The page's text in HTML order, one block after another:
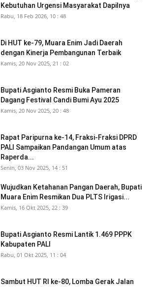
Kebutuhan Urgensi Masyarakat Dapilnya
Rabu, 18 Feb 2026, 10 : 48
Di HUT ke-79, Muara Enim Jadi Daerah
dengan Kinerja Pembangunan Terbaik
Kamis, 20 Nov 2025, 21 : 02
Bupati Asgianto Resmi Buka Pameran
Dagang Festival Candi Bumi Ayu 2025
Kamis, 20 Nov 2025, 20 : 48
Rapat Paripurna ke-14, Fraksi-Fraksi DPRD
PALI Sampaikan Pandangan Umum atas
Raperda...
Senin, 03 Nov 2025, 14 : 51
Wujudkan Ketahanan Pangan Daerah, Bupati
Muara Enim Resmikan Dua PLTS Irigasi...
Kamis, 16 Okt 2025, 22 : 39
Bupati Asgianto Resmi Lantik 1.469 PPPK
Kabupaten PALI
Rabu, 01 Okt 2025, 11 : 04
Sambut HUT RI ke-80, Lomba Gerak Jalan